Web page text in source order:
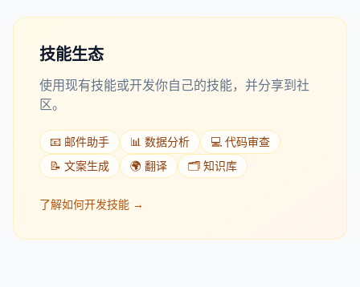
技能生态
使用现有技能或开发你自己的技能，并分享到社
区。
📧 邮件助手 📊 数据分析
💻 代码审查
📝 文案生成
🌍 翻译 🗂️ 知识库
了解如何开发技能 →